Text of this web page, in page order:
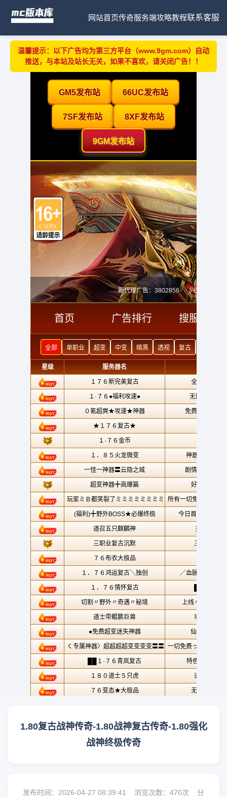
网站首页传奇服务端攻略教程联系客服
温馨提示：以下广告均为第三方平台（www.9gm.com）自动
推送，与本站及站长无关，如果不喜欢，请关闭广告！！
1.80复古战神传奇-1.80战神复古传奇-1.80强化
战神终极传奇
发布时间：2026-04-27 08:39:41 浏览次数： 470次 分